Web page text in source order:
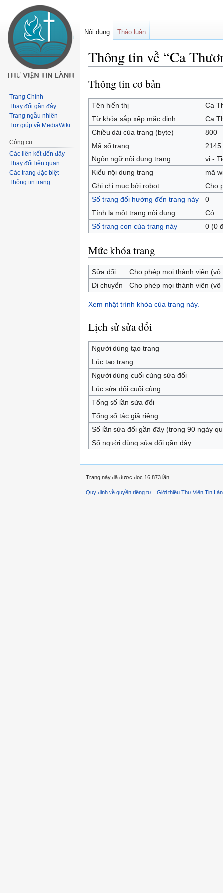
Thông tin về “Ca
Buớc
tưới
chuyển
hướng
Bước
tới
tìm
kiếm
Thông tin cơ bản
Tên hiển thị
Ca
Từ khóa sắp xếp mặc định
Ca
Chiều dài của trang (byte)
800
Mã số trang
2145
Ngôn ngữ nội dung trang
vi -
Kiểu nội dung trang
mã
Ghi chỉ mục bởi robot
Cho
Số trang đổi hướng đến trang này
0
Tính là một trang nội dung
Có
Số trang con của trang này
0 (0
Mức khóa trang
Sửa đổi
Cho phép mọi thành viên (vô
Di chuyển
Cho phép mọi thành viên (vô
Xem nhật trình khóa của trang này.
Lịch sử sửa đổi
Người dùng tạo trang
Lúc tạo trang
Người dùng cuối cùng sửa đổi
Lúc sửa đổi cuối cùng
Tổng số lần sửa đổi
Tổng số tác giả riêng
Số lần sửa đổi gần đây (trong 90 ngày
Số người dùng sửa đổi gần đây
Nội dung Thảo luận
Trang Chính
Thay đổi gần đây
Trang ngẫu nhiên
Trợ giúp về MediaWiki
Công cụ
Các liên kết đến đây
Thay đổi liên quan
Các trang đặc biệt
Thông tin trang
Trang này đã được đọc 16.873 lần.
Quy định về quyền riêng tư Giới thiệu Thư Viện Tin